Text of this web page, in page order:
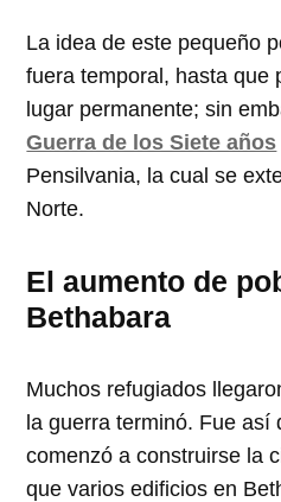
La idea de este pequeño
fuera temporal, hasta que
lugar permanente; sin
Guerra de los Siete años
Pensilvania, la cual se
Norte.
El aumento de
Bethabara
Muchos refugiados
la guerra terminó. Fue así
comenzó a construirse la
que varios edificios en